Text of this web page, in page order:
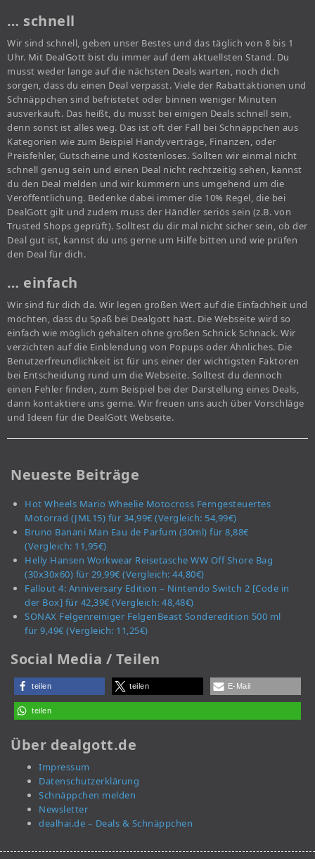
… schnell
Wir sind schnell, geben unser Bestes und das täglich von 8 bis 1
Uhr. Mit DealGott bist du immer auf dem aktuellsten Stand. Du
musst weder lange auf die nächsten Deals warten, noch dich
sorgen, dass du einen Deal verpasst. Viele der Rabattaktionen und
Schnäppchen sind befristetet oder binnen weniger Minuten
ausverkauft. Das heißt, du musst bei einigen Deals schnell sein,
denn sonst ist alles weg. Das ist oft der Fall bei Schnäppchen aus
Kategorien wie zum Beispiel Handyverträge, Finanzen, oder
Preisfehler, Gutscheine und Kostenloses. Sollten wir einmal nicht
schnell genug sein und einen Deal nicht rechtzeitig sehen, kannst
du den Deal melden und wir kümmern uns umgehend um die
Veröffentlichung. Bedenke dabei immer die 10% Regel, die bei
DealGott gilt und zudem muss der Händler seriös sein (z.B. von
Trusted Shops geprüft). Solltest du dir mal nicht sicher sein, ob der
Deal gut ist, kannst du uns gerne um Hilfe bitten und wie prüfen
den Deal für dich.
… einfach
Wir sind für dich da. Wir legen großen Wert auf die Einfachheit und
möchten, dass du Spaß bei Dealgott hast. Die Webseite wird so
einfach wie möglich gehalten ohne großen Schnick Schnack. Wir
verzichten auf die Einblendung von Popups oder Ähnliches. Die
Benutzerfreundlichkeit ist für uns einer der wichtigsten Faktoren
bei Entscheidung rund um die Webseite. Solltest du dennoch
einen Fehler finden, zum Beispiel bei der Darstellung eines Deals,
dann kontaktiere uns gerne. Wir freuen uns auch über Vorschläge
und Ideen für die DealGott Webseite.
Neueste Beiträge
Hot Wheels Mario Wheelie Motocross Ferngesteuertes
Motorrad (JML15) für 34,99€ (Vergleich: 54,99€)
Bruno Banani Man Eau de Parfum (30ml) für 8,88€
(Vergleich: 11,95€)
Helly Hansen Workwear Reisetasche WW Off Shore Bag
(30x30x60) für 29,99€ (Vergleich: 44,80€)
Fallout 4: Anniversary Edition – Nintendo Switch 2 [Code in
der Box] für 42,39€ (Vergleich: 48,48€)
SONAX Felgenreiniger FelgenBeast Sonderedition 500 ml
für 9,49€ (Vergleich: 11,25€)
Social Media / Teilen
teilen teilen E-Mail
teilen
Über dealgott.de
Impressum
Datenschutzerklärung
Schnäppchen melden
Newsletter
dealhai.de – Deals & Schnäppchen